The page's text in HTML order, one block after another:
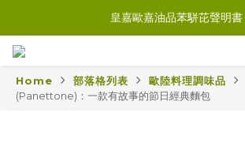
皇嘉歐嘉油品苯駢芘聲明書
Home 部落格列表 歐陸料理調味品
(Panettone)：一款有故事的節日經典麵包